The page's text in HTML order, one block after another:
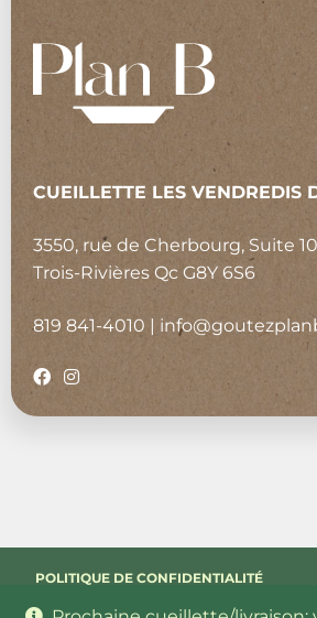
CUEILLETTE LES VENDREDIS
3550, rue de Cherbourg, Suite
Trois-Rivières Qc G8Y 6S6
819 841-4010 |
POLITIQUE DE CONFIDENTIALITÉ